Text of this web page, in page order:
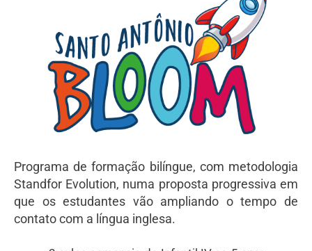
Programa de formação bilíngue, com metodologia
Standfor Evolution, numa proposta progressiva em
que os estudantes vão ampliando o tempo de
contato com a língua inglesa.